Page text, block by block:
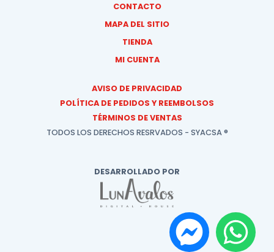
CONTACTO
MAPA DEL SITIO
TIENDA
MI CUENTA
AVISO DE PRIVACIDAD
POLÍTICA DE PEDIDOS Y REEMBOLSOS
TÉRMINOS DE VENTAS
TODOS LOS DERECHOS RESRVADOS - SYACSA ®
DESARROLLADO POR